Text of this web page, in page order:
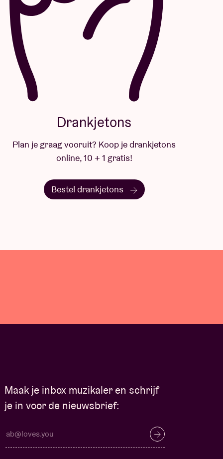
Drankjetons
Plan je graag vooruit? Koop je drankjetons
online, 10 + 1 gratis!
Bestel drankjetons
Maak je inbox muzikaler en schrijf
je in voor de nieuwsbrief: